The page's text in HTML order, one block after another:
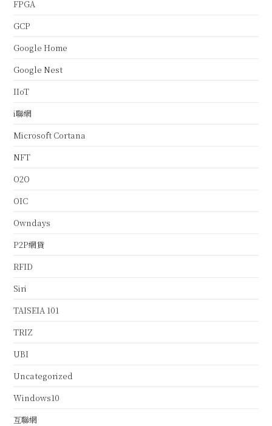
FPGA
GCP
Google Home
Google Nest
IIoT
i聯網
Microsoft Cortana
NFT
O2O
OIC
Owndays
P2P網貸
RFID
Siri
TAISEIA 101
TRIZ
UBI
Uncategorized
Windows10
互聯網